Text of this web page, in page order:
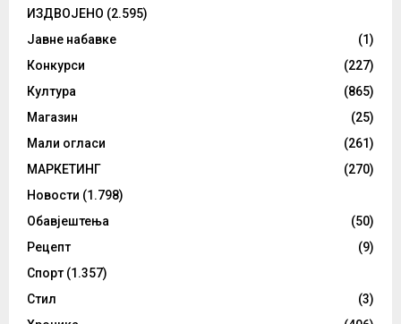
ИЗДВОЈЕНО (2.595)
Јавне набавке
(1)
Конкурси
(227)
Култура
(865)
Магазин
(25)
Мали огласи
(261)
МАРКЕТИНГ
(270)
Новости (1.798)
Обавјештења
(50)
Рецепт
(9)
Спорт (1.357)
Стил
(3)